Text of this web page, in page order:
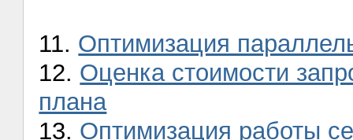
11. Оптимизация
12. Оценка стоимости
плана
13. Оптимизация работы